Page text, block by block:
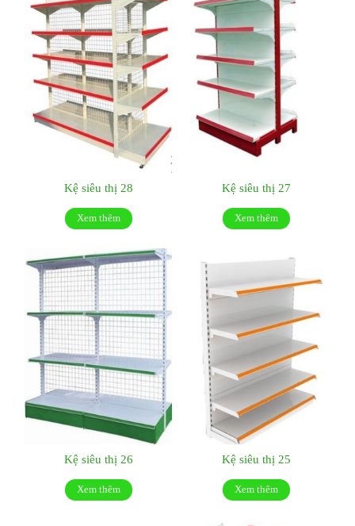
Kệ siêu thị 28
Xem thêm
Kệ siêu thị 27
Xem thêm
Kệ siêu thị 26
Xem thêm
Kệ siêu thị 25
Xem thêm